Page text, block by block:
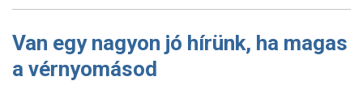
Van egy nagyon jó hírünk, ha magas
a vérnyomásod